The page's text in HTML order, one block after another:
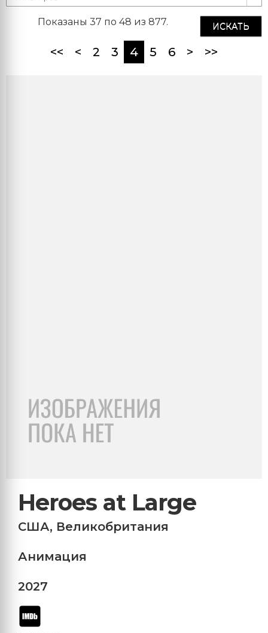
ИСКАТЬ
Показаны 37 по 48 из 877.
<< < 2 3 4(current)
5 6 > >>
Heroes at Large
США, Великобритания
Анимация
2027